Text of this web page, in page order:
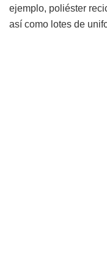
ejemplo, poliéster
así como lotes de